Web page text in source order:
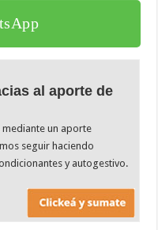
al aporte de
mediante un aporte
seguir haciendo
y autogestivo.